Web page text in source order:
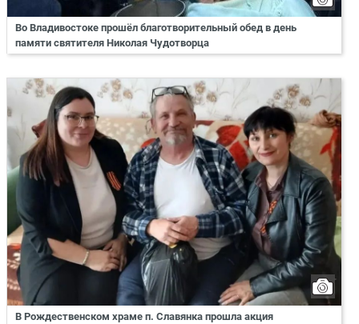
Во Владивостоке прошёл благотворительный обед в день
памяти святителя Николая Чудотворца
В Рождественском храме п. Славянка прошла акция